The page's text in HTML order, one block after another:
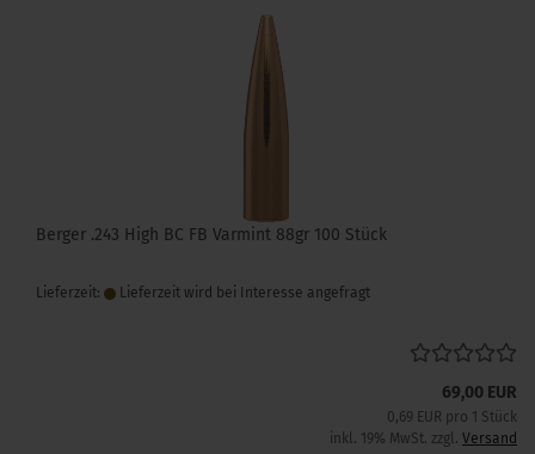
Berger .243 High BC FB Varmint 88gr 100 Stück
Lieferzeit: Lieferzeit wird bei Interesse angefragt
69,00 EUR
0,69 EUR pro 1 Stück
inkl. 19% MwSt. zzgl. Versand